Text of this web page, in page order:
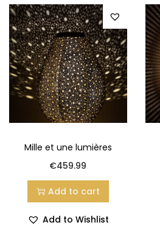
Mille et une lumières
€459.99
Add to cart
Add to Wishlist